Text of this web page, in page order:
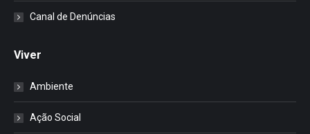
Canal de Denúncias
Viver
Ambiente
Ação Social